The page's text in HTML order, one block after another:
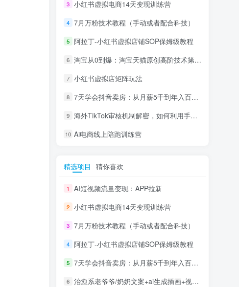
3 小红书虚拟电商14天变现训练营
4 7月万粉技术教程（手动或者配合科技）
5 阿拉丁-小红书虚拟店铺SOP保姆级教程
6 淘宝从0到爆：淘宝天猫原创高阶技术第69期
7 小红书虚拟店矩阵玩法
8 7天学会抖音卖房：从月薪5千到年入百万，新时代房产经纪人必备技能
9 海外TikTok审核机制解密，如何利用手法轻松搬运过审
10 Ai电商线上陪跑训练营
精选项目 猜你喜欢
1 AI短视频流量变现：APP拉新
2 小红书虚拟电商14天变现训练营
3 7月万粉技术教程（手动或者配合科技）
4 阿拉丁-小红书虚拟店铺SOP保姆级教程
5 7天学会抖音卖房：从月薪5千到年入百万，新时代房产经纪人必备技能
6 治愈系老爷爷/奶奶文案+ai生成插画+视频号广告分成项目